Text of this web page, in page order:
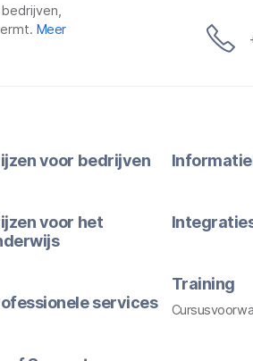
Meer
voor bedrijven
voor het
services
Training